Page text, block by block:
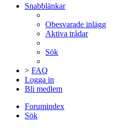
Snabblänkar
Obesvarade inlägg
Aktiva trådar
Sök
> FAQ
Logga in
Bli medlem
Forumindex
Sök